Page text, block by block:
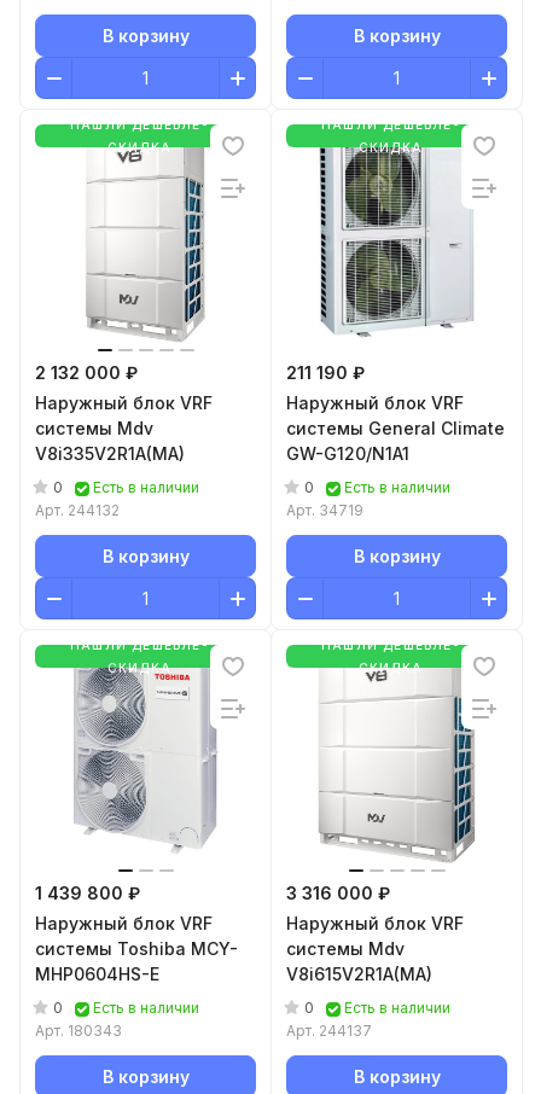
В корзину В корзину
НАШЛИ ДЕШЕВЛЕ-
СКИДКА
2 132 000 ₽
Наружный блок VRF
системы Mdv
V8i335V2R1A(MA)
0
Есть в наличии
Арт. 244132
В корзину
НАШЛИ ДЕШЕВЛЕ-
СКИДКА
211 190 ₽
Наружный блок VRF
системы General Climate
GW-G120/N1A1
0
Есть в наличии
Арт. 34719
В корзину
НАШЛИ ДЕШЕВЛЕ-
СКИДКА
1 439 800 ₽
Наружный блок VRF
системы Toshiba MCY-
MHP0604HS-E
0
Есть в наличии
Арт. 180343
В корзину
НАШЛИ ДЕШЕВЛЕ-
СКИДКА
3 316 000 ₽
Наружный блок VRF
системы Mdv
V8i615V2R1A(MA)
0
Есть в наличии
Арт. 244137
В корзину